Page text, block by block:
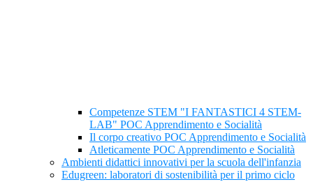
Competenze STEM "I FANTASTICI 4 STEM-
LAB" POC Apprendimento e Socialità
Il corpo creativo POC Apprendimento e Socialità
Atleticamente POC Apprendimento e Socialità
Ambienti didattici innovativi per la scuola dell'infanzia
Edugreen: laboratori di sostenibilità per il primo ciclo